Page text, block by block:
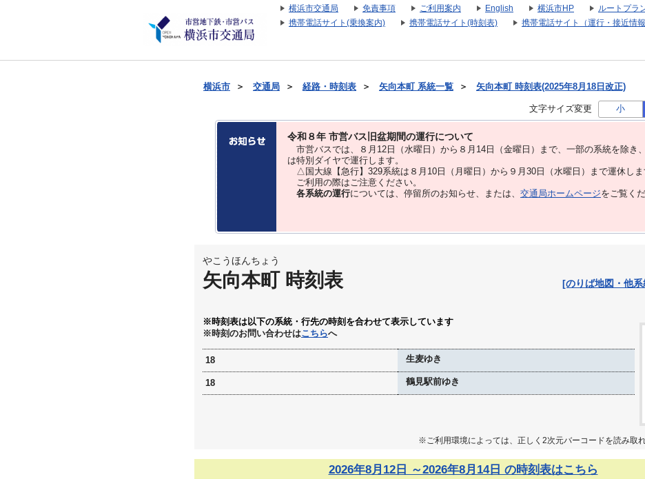
横浜市交通局 免責事項 ご利用案内 English 横浜市HP ルートプラ
携帯電話サイト(乗換案内)
携帯電話サイト(時刻表) 携帯電話サイト（運行・接近情報
横浜市 ＞ 交通局 ＞ 経路・時刻表 ＞ 矢向本町 系統一覧 ＞ 矢向本町 時刻表(2025年8月18日改正)
文字サイズ変更 小
令和８年 市営バス旧盆期間の運行について
市営バスでは、８⽉12⽇（水曜日）から８⽉14⽇（金曜日）まで、⼀部の系統を除き
は特別ダイヤで運⾏します。
△国大線【急行】329系統は８月10日（月曜日）から９月30日（水曜日）まで運休しま
ご利用の際はご注意ください。
各系統の運行については、停留所のお知らせ、または、 交通局ホームページをご覧くだ
やこうほんちょう
矢向本町 時刻表 [のりば地図・他
※時刻表は以下の系統・行先の時刻を合わせて表示しています
※時刻のお問い合わせはこちらへ
18 生麦ゆき
18 鶴見駅前ゆき
※ご利用環境によっては、正しく2次元バーコードを読み取
2026年8月12日 ～2026年8月14日 の時刻表はこちら